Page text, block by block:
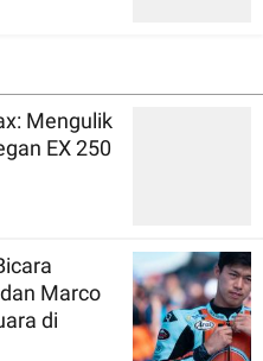
Mengulik
EX 250
Marco
di